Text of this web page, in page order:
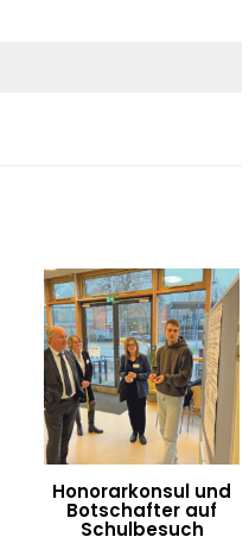
Honorarkonsul und
Botschafter auf
Schulbesuch